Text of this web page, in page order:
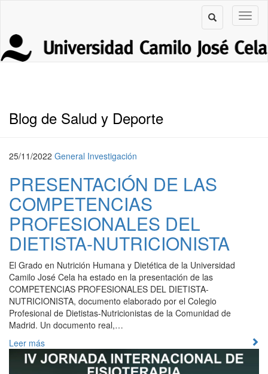
Blog de Salud y Deporte
25/11/2022 General Investigación
PRESENTACIÓN DE LAS
COMPETENCIAS
PROFESIONALES DEL
DIETISTA-NUTRICIONISTA
El Grado en Nutrición Humana y Dietética de la Universidad
Camilo José Cela ha estado en la presentación de las
COMPETENCIAS PROFESIONALES DEL DIETISTA-
NUTRICIONISTA, documento elaborado por el Colegio
Profesional de Dietistas-Nutricionistas de la Comunidad de
Madrid. Un documento real,…
Leer más